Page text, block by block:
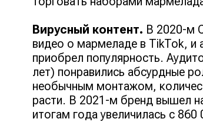
Вирусный контент. В 2020-м
видео о мармеладе в TikTok,
приобрел популярность.
лет) понравились абсурдные
необычным монтажом,
расти. В 2021-м бренд вышел
итогам года увеличилась с